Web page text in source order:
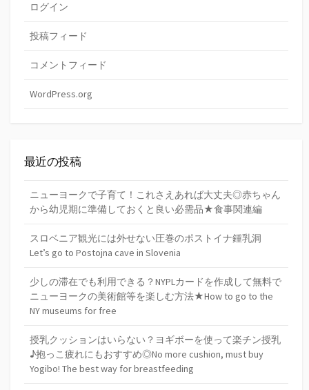
ログイン
投稿フィード
コメントフィード
WordPress.org
最近の投稿
ニューヨークで子育て！これさえあれば大丈夫◎赤ちゃん
から幼児期に準備しておくと良い必需品★食事関連編
スロベニア観光には外せない圧巻のポストイナ鍾乳洞
Let’s go to Postojna cave in Slovenia
少しの滞在でも利用できる？NYPLカードを作成して無料で
ニューヨークの美術館等を楽しむ方法★How to go to the
NY museums for free
授乳クッションはいらない？ヨギボーを使って楽チン授乳
♪抱っこ疲れにもおすすめ◎No more cushion, must buy
Yogibo! The best way for breastfeeding